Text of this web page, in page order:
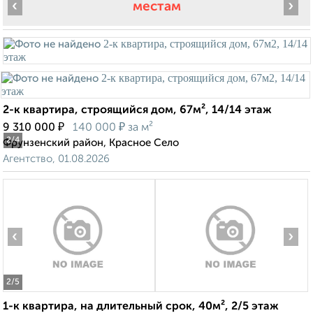
местам
2/4
‹ ›
2-к квартира, строящийся дом, 67м², 14/14 этаж
9 310 000 ₽ 140 000 ₽ за м²
Фрунзенский район, Красное Село
Агентство, 01.08.2026
2/5
‹ ›
1-к квартира, на длительный срок, 40м², 2/5 этаж